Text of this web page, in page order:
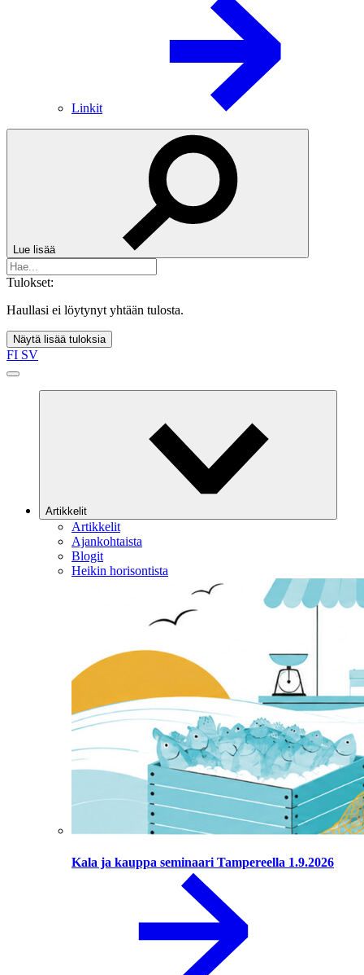
Linkit
Lue lisää
Tulokset:
Haullasi ei löytynyt yhtään tulosta.
Näytä lisää tuloksia
FI SV
Artikkelit
Artikkelit
Ajankohtaista
Blogit
Heikin horisontista
Kala ja kauppa seminaari Tampereella 1.9.2026